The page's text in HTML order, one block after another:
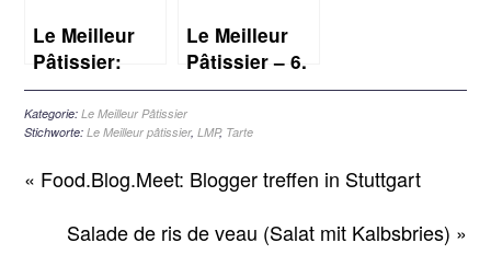
Le Meilleur
Pâtissier:
Staffel 7,
Halbfinale:
Poire Belle-
Hélène
Le Meilleur
Pâtissier – 6.
Staffel, 9.
Woche: die
Finale
Kategorie:Le Meilleur Pâtissier
Stichworte:Le Meilleur pâtissier,LMP, Tarte
« Food.Blog.Meet: Blogger treffen in Stuttgart
Salade de ris de veau (Salat mit Kalbsbries) »